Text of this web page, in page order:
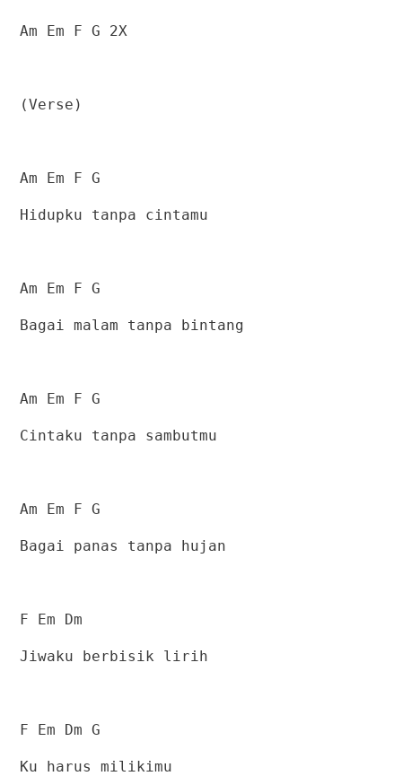
Am Em F G 2X
(Verse)
Am Em F G
Hidupku tanpa cintamu
Am Em F G
Bagai malam tanpa bintang
Am Em F G
Cintaku tanpa sambutmu
Am Em F G
Bagai panas tanpa hujan
F Em Dm
Jiwaku berbisik lirih
F Em Dm G
Ku harus milikimu